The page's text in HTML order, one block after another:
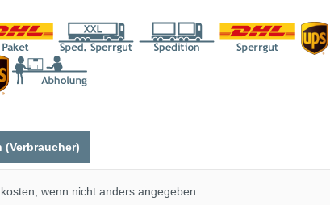
(Verbraucher)
, wenn nicht anders angegeben.